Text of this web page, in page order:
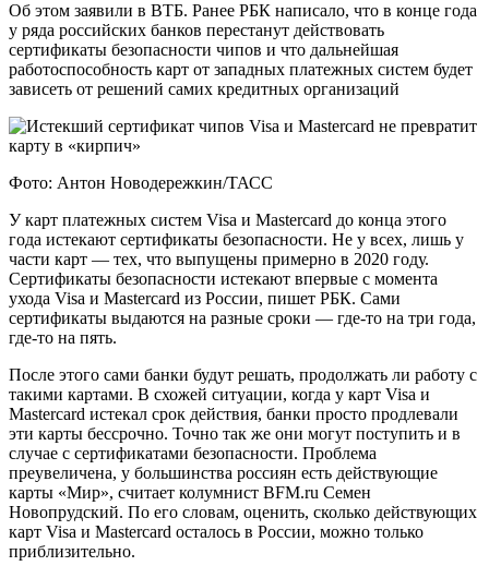
Об этом заявили в ВТБ. Ранее РБК написало, что в конце года
у ряда российских банков перестанут действовать
сертификаты безопасности чипов и что дальнейшая
работоспособность карт от западных платежных систем будет
зависеть от решений самих кредитных организаций
Фото: Антон Новодережкин/ТАСС
У карт платежных систем Visa и Mastercard до конца этого
года истекают сертификаты безопасности. Не у всех, лишь у
части карт — тех, что выпущены примерно в 2020 году.
Сертификаты безопасности истекают впервые с момента
ухода Visa и Mastercard из России, пишет РБК. Сами
сертификаты выдаются на разные сроки — где-то на три года,
где-то на пять.
После этого сами банки будут решать, продолжать ли работу с
такими картами. В схожей ситуации, когда у карт Visa и
Mastercard истекал срок действия, банки просто продлевали
эти карты бессрочно. Точно так же они могут поступить и в
случае с сертификатами безопасности. Проблема
преувеличена, у большинства россиян есть действующие
карты «Мир», считает колумнист BFM.ru Семен
Новопрудский. По его словам, оценить, сколько действующих
карт Visa и Mastercard осталось в России, можно только
приблизительно.